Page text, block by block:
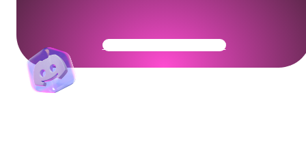
Get Your Community Ready